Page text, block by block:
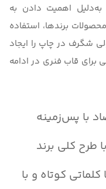
اهمیت دادن به
برندها، استفاده
شگرف در چاپ را ایجاد
برای قاب فنری در ادامه
با پس‌زمینه
طرح کلی برند
کوتاه و با